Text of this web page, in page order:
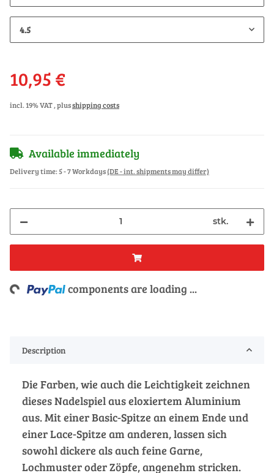
4.5
10,95 €
incl. 19% VAT , plusshipping costs
Available immediately
Delivery time:5 - 7 Workdays(DE - int. shipments may differ)
stk.
components are loading ...
Description
Die Farben, wie auch die Leichtigkeit zeichnen
dieses Nadelspiel aus eloxiertem Aluminium
aus. Mit einer Basic-Spitze an einem Ende und
einer Lace-Spitze am anderen, lassen sich
sowohl dickere als auch feine Garne,
Lochmuster oder Zöpfe, angenehm stricken.